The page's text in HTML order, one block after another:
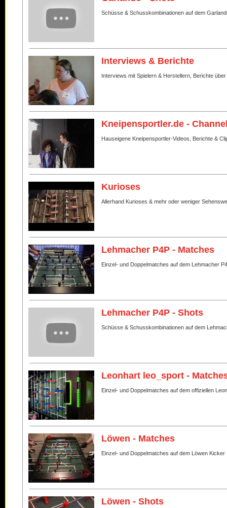
Schüsse & Schusskombinationen auf dem
Interviews & Berichte
Interviews mit Spielern & Herstellern, Berichte
Kneipensportler.de -
Hauseigene Kneipensportler-Videos, Berichte &
Kurioses
Allerhand Kurioses & mehr oder weniger
Lehmacher P4P - Matches
Einzel- und Doppelmatches auf dem Lehmacher
Lehmacher P4P - Shots
Schüsse & Schusskombinationen auf dem
Leonhart leo_sport -
Einzel- und Doppelmatches auf dem offiziellen
Löwen - Matches
Einzel- und Doppelmatches auf dem Löwen Kicker
Löwen - Shots